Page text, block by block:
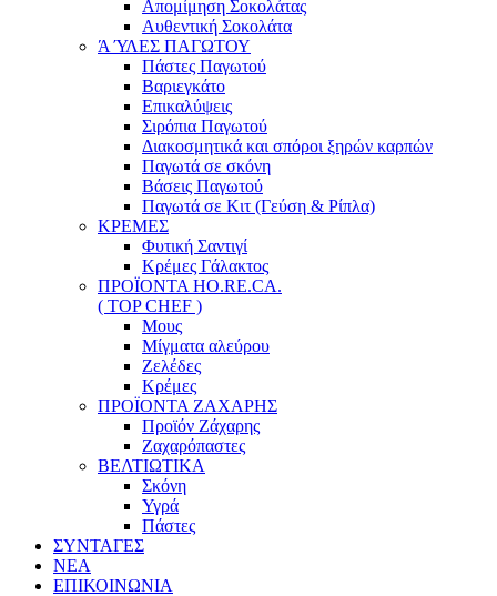
Απομίμηση Σοκολάτας
Αυθεντική Σοκολάτα
Ά ΎΛΕΣ ΠΑΓΩΤΟΥ
Πάστες Παγωτού
Βαριεγκάτο
Επικαλύψεις
Σιρόπια Παγωτού
Διακοσμητικά και σπόροι ξηρών καρπών
Παγωτά σε σκόνη
Βάσεις Παγωτού
Παγωτά σε Κιτ (Γεύση & Ρίπλα)
ΚΡΕΜΕΣ
Φυτική Σαντιγί
Κρέμες Γάλακτος
ΠΡΟΪΟΝΤΑ HO.RE.CA.
( TOP CHEF )
Μους
Μίγματα αλεύρου
Ζελέδες
Κρέμες
ΠΡΟΪΟΝΤΑ ΖΑΧΑΡΗΣ
Προϊόν Ζάχαρης
Ζαχαρόπαστες
ΒΕΛΤΙΩΤΙΚΑ
Σκόνη
Υγρά
Πάστες
ΣΥΝΤΑΓΕΣ
ΝΕΑ
ΕΠΙΚΟΙΝΩΝΙΑ